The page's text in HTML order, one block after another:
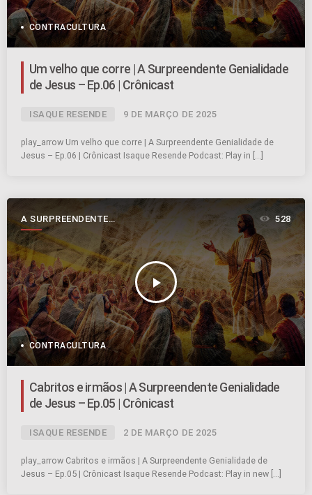
CONTRACULTURA
Um velho que corre | A Surpreendente Genialidade
de Jesus – Ep.06 | Crônicast
ISAQUE RESENDE 9 DE MARÇO DE 2025
play_arrow Um velho que corre | A Surpreendente Genialidade de
Jesus – Ep.06 | Crônicast Isaque Resende Podcast: Play in […]
A SURPREENDENTE
GENIALIDADE DE JESUS
play_arrow
528
CONTRACULTURA
Cabritos e irmãos | A Surpreendente Genialidade
de Jesus – Ep.05 | Crônicast
ISAQUE RESENDE 2 DE MARÇO DE 2025
play_arrow Cabritos e irmãos | A Surpreendente Genialidade de
Jesus – Ep.05 | Crônicast Isaque Resende Podcast: Play in new […]